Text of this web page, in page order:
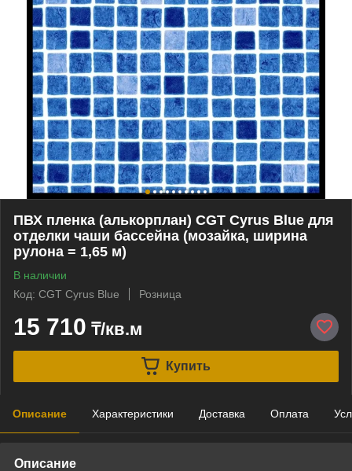
ПВХ пленка (алькорплан) CGT Cyrus Blue для
отделки чаши бассейна (мозайка, ширина
рулона = 1,65 м)
В наличии
Код: CGT Cyrus Blue
Розница
15 710 ₸/кв.м
Купить
Описание Характеристики Доставка Оплата
Описание